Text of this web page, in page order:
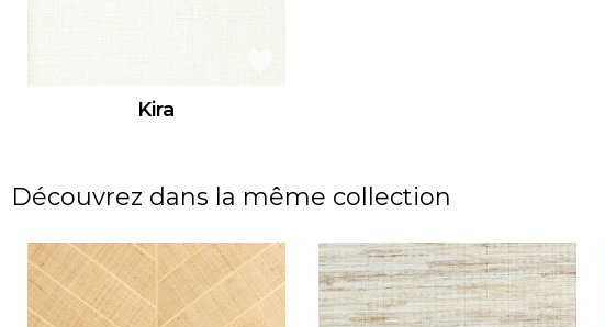
Kira
Découvrez dans la même collection